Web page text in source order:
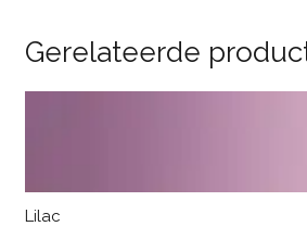
Gerelateerde
Lilac